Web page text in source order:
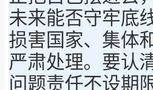
未来能否守牢底
损害国家、集体
严肃处理。要认
问题责任不设期